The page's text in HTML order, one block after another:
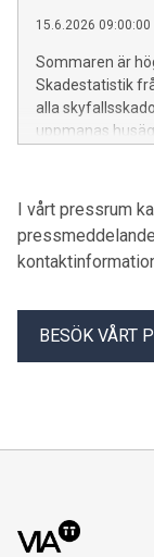
15.6.2026 09:00:00
Sommaren är
Skadestatistik
alla
uppmanas
I vårt pressrum
BESÖK VÅRT